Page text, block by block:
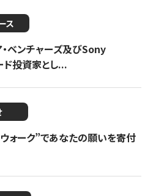
ス
・ベンチャーズ及びSony
投資家とし...
ォーク”であなたの願いを寄付